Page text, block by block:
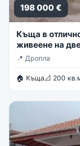
198 000 €
Къща в
живеене на
📍 Дропла
🏠 Къща📐 200